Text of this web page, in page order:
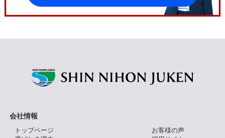
会社情報
トップページ
お客様の声